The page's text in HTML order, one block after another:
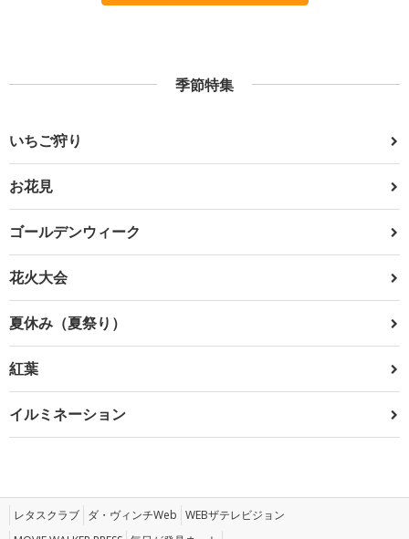
季節特集
いちご狩り
お花見
ゴールデンウィーク
花火大会
夏休み（夏祭り）
紅葉
イルミネーション
レタスクラブ ダ・ヴィンチWeb WEBザテレビジョン